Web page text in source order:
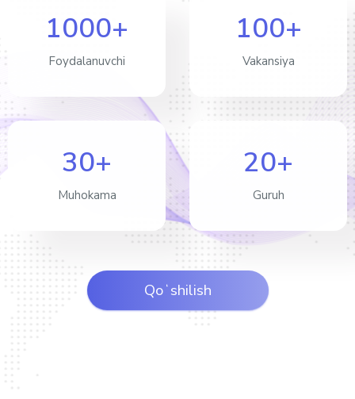
1000+
Foydalanuvchi
100+
Vakansiya
30+
Muhokama
20+
Guruh
Qoʻshilish